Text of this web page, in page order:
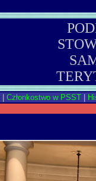
Członkostwo w PSST